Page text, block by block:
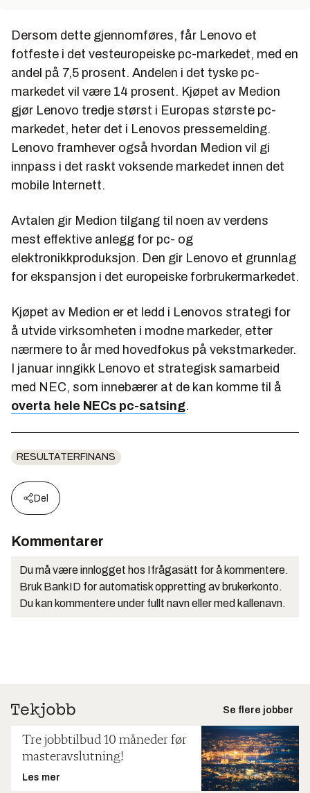
Dersom dette gjennomføres, får Lenovo et
fotfeste i det vesteuropeiske pc-markedet, med en
andel på 7,5 prosent. Andelen i det tyske pc-
markedet vil være 14 prosent. Kjøpet av Medion
gjør Lenovo tredje størst i Europas største pc-
markedet, heter det i Lenovos pressemelding.
Lenovo framhever også hvordan Medion vil gi
innpass i det raskt voksende markedet innen det
mobile Internett.
Avtalen gir Medion tilgang til noen av verdens
mest effektive anlegg for pc- og
elektronikkproduksjon. Den gir Lenovo et grunnlag
for ekspansjon i det europeiske forbrukermarkedet.
Kjøpet av Medion er et ledd i Lenovos strategi for
å utvide virksomheten i modne markeder, etter
nærmere to år med hovedfokus på vekstmarkeder.
I januar inngikk Lenovo et strategisk samarbeid
med NEC, som innebærer at de kan komme til å
overta hele NECs pc-satsing.
RESULTATERFINANS
Del
Kommentarer
Du må være innlogget hos Ifrågasätt for å kommentere.
Bruk BankID for automatisk oppretting av brukerkonto.
Du kan kommentere under fullt navn eller med kallenavn.
Se flere jobber
Tre jobbtilbud 10 måneder før
masteravslutning!
Les mer